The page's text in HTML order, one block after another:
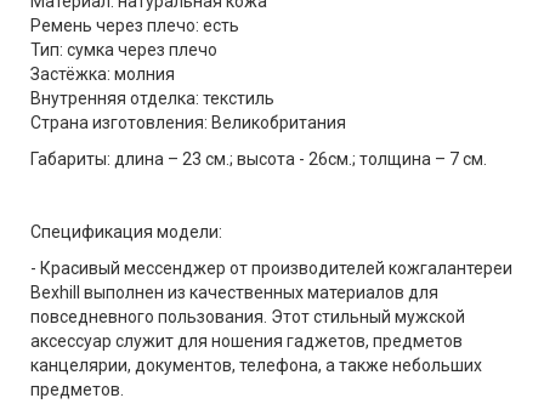
Ремень через плечо: есть
Тип: сумка через плечо
Застёжка: молния
Внутренняя отделка: текстиль
Страна изготовления: Великобритания
Габариты: длина – 23 см.; высота - 26см.; толщина – 7 см.
Спецификация модели:
- Красивый мессенджер от производителей кожгалантереи
Bexhill выполнен из качественных материалов для
повседневного пользования. Этот стильный мужской
аксессуар служит для ношения гаджетов, предметов
канцелярии, документов, телефона, а также небольших
предметов.